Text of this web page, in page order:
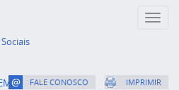
Toggle
FALE CONOSCO IMPRIMIR